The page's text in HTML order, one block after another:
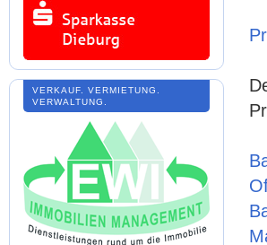
VERKAUF. VERMIETUNG.
VERWALTUNG.